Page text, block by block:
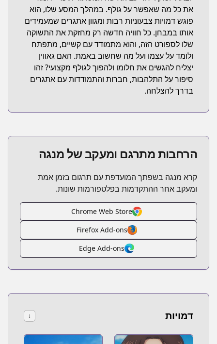
את כל מה שאפשר על גולף. במהלך המסע שלו, הוא
פוגש דמויות צבעוניות רבות ומגוון אתגרים שמעמידים
אותו במבחן. כל חוויה חדשה רק מחזקת את התשוקה
שלו לספורט הזה, והוא מתמודד עם קשיים, מתפתח
ולומד על עצמו ועל מה שחשוב באמת. האם גאווין
יצליח להגשים את חלומו ולהפוך לגולף מקצועי? זהו
סיפור על התלהבות, חברות והתמודדות עם אתגרים
בדרך להצלחה.
הרחבות מתרגם ומעקב של מנגה
קרא מנגה בשפתך המועדפת עם תרגום בזמן אמת
ומעקב אחר ההתקדמות בפלטפורמות שונות.
Chrome Web Store
Firefox Add-ons
Edge Add-ons
דמויות ↓